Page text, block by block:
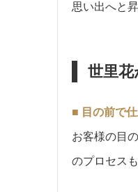
思い出へと
世里
■ 目の前で
お客様の目
のプロセス